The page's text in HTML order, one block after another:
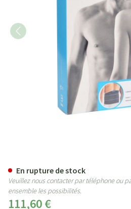
111,60 €
En rupture de stock
Veuillez nous contacter par téléphone ou
ensemble les possibilités.